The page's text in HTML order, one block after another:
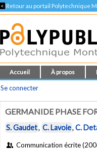
< Retour au portail Polytechnique
Accueil À propos
Se connecter
GERMANIDE PHASE
S. Gaudet, C. Lavoie,C.
Communication écrite